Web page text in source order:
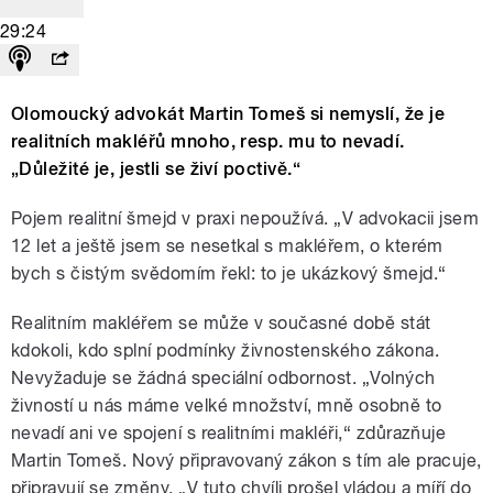
29:24
Olomoucký advokát Martin Tomeš si nemyslí, že je
realitních makléřů mnoho, resp. mu to nevadí.
„Důležité je, jestli se živí poctivě.“
Pojem realitní šmejd v praxi nepoužívá. „V advokacii jsem
12 let a ještě jsem se nesetkal s makléřem, o kterém
bych s čistým svědomím řekl: to je ukázkový šmejd.“
Realitním makléřem se může v současné době stát
kdokoli, kdo splní podmínky živnostenského zákona.
Nevyžaduje se žádná speciální odbornost. „Volných
živností u nás máme velké množství, mně osobně to
nevadí ani ve spojení s realitními makléři,“ zdůrazňuje
Martin Tomeš. Nový připravovaný zákon s tím ale pracuje,
připravují se změny. „V tuto chvíli prošel vládou a míří do